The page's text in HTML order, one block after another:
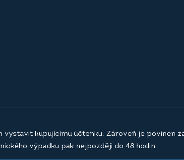
kupujícímu účtenku. Zároveň je povinen
výpadku pak nejpozději do 48 hodin.